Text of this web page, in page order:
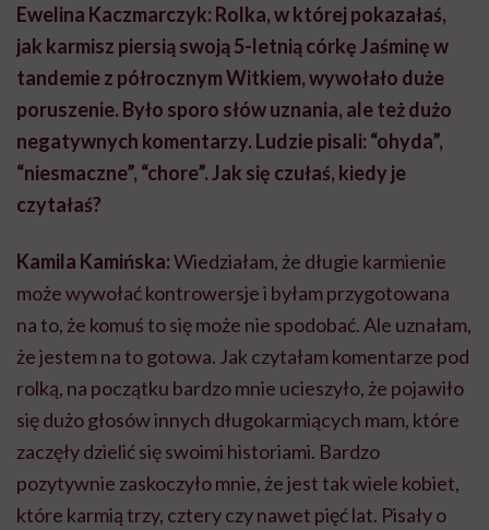
Ewelina Kaczmarczyk: Rolka, w której pokazałaś,
jak karmisz piersią swoją 5-letnią córkę Jaśminę w
tandemie z półrocznym Witkiem, wywołało duże
poruszenie. Było sporo słów uznania, ale też dużo
negatywnych komentarzy. Ludzie pisali: “ohyda”,
“niesmaczne”, “chore”. Jak się czułaś, kiedy je
czytałaś?
Kamila Kamińska:Wiedziałam, że długie karmienie
może wywołać kontrowersje i byłam przygotowana
na to, że komuś to się może nie spodobać. Ale uznałam,
że jestem na to gotowa. Jak czytałam komentarze pod
rolką, na początku bardzo mnie ucieszyło, że pojawiło
się dużo głosów innych długokarmiących mam, które
zaczęły dzielić się swoimi historiami. Bardzo
pozytywnie zaskoczyło mnie, że jest tak wiele kobiet,
które karmią trzy, cztery czy nawet pięć lat. Pisały o